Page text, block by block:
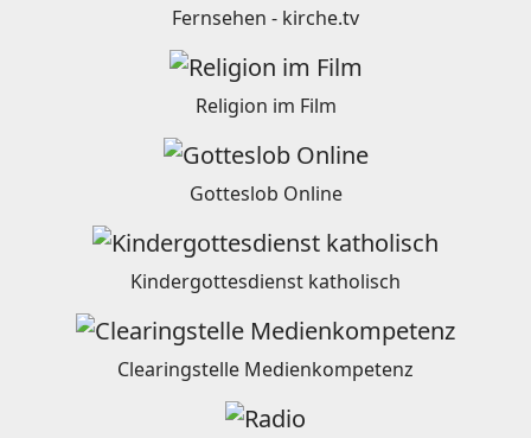
Fernsehen - kirche.tv
Religion im Film
Gotteslob Online
Kindergottesdienst katholisch
Clearingstelle Medienkompetenz